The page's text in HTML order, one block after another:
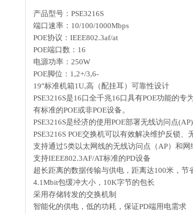
产品型号：PSE3216S
端口速率：10/100/1000Mbps
POE协议：IEEE802.3af/at
POE端口数：16
电源功率：250W
POE脚位：1,2+/3,6-
19"标准机箱1U,高（配挂耳）可靠性设计
PSE3216S是16口全千兆16口具有POE功能的
有标准的POE或非POE设备。
PSE3216S是经济的使用POE部署无线访问点
PSE3216S POE交换机可以有效解决维护反锁
支持通过5类以太网线的无线访问点（AP）和
支持IEEE802.3AF/AT标准的PD设备
超长距离的数据传输与供电，距离达100米，
4.1Mbit包缓冲大小，10K字节的包长
采用存储转发的交换机制
智能化的供电，低的功耗，保证PD端用电需求